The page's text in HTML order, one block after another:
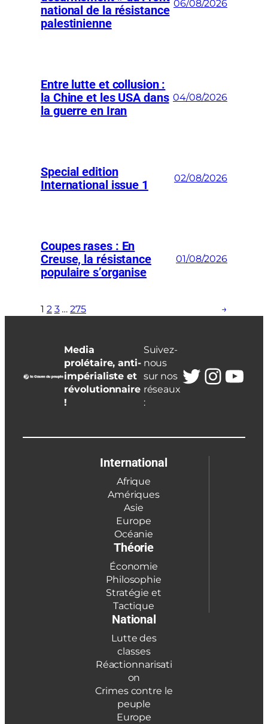
national de la résistance
palestinienne
06/08/2026
Entre lutte et collusion :
la Chine et les USA dans
la guerre en Iran
04/08/2026
Special edition
International issue 1
02/08/2026
Coupes rases : En
Creuse, la résistance
populaire s’organise
01/08/2026
1 2 3 … 275 →
Media
prolétaire, anti-
impérialiste et
révolutionnaire
!
Suivez-
nous
sur nos
réseaux
:
Twitter
International
Afrique
Amériques
Asie
Europe
Océanie
Théorie
Économie
Philosophie
Stratégie et
Tactique
National
Lutte des
classes
Réactionnarisati
on
Crimes contre le
peuple
Europe